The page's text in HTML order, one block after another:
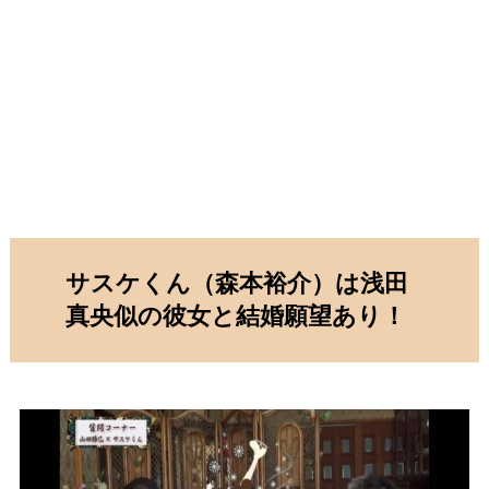
サスケくん（森本裕介）は浅田
真央似の彼女と結婚願望あり！